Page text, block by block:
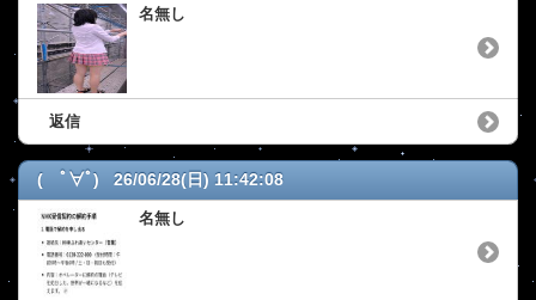
名無し
返信
( ﾟ∀ﾟ) 26/06/28(日) 11:42:08
名無し